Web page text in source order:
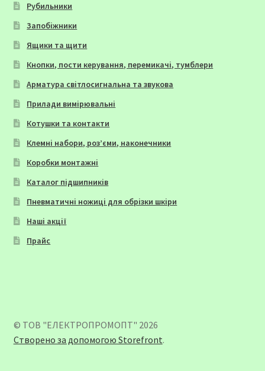
Рубильники
Запобіжники
Ящики та щити
Кнопки, пости керування, перемикачі, тумблери
Арматура світлосигнальна та звукова
Прилади вимірювальні
Котушки та контакти
Клемні набори, роз’єми, наконечники
Коробки монтажні
Каталог підшипників
Пневматичні ножиці для обрізки шкіри
Наші акції
Прайс
© ТОВ "ЕЛЕКТРОПРОМОПТ" 2026
Створено за допомогою Storefront.